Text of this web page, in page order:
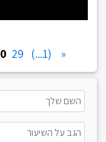
«
(1...)
29